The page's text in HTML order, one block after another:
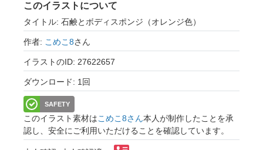
このイラストについて
タイトル: 石鹸とボディスポンジ（オレンジ色）
作者: こめこ8さん
イラストのID: 27622657
ダウンロード: 1回
SAFETY
このイラスト素材はこめこ8さん本人が制作したことを承
認し、安全にご利用いただけることを確認しています。